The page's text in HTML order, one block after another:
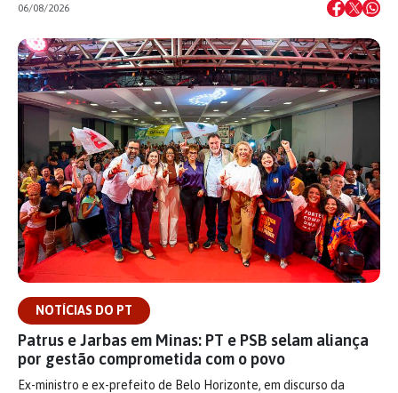
06/08/2026
NOTÍCIAS DO PT
Patrus e Jarbas em Minas: PT e PSB selam aliança
por gestão comprometida com o povo
Ex-ministro e ex-prefeito de Belo Horizonte, em discurso da